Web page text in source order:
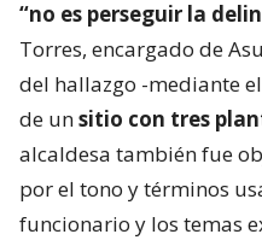
“no es perseguir la
Torres, encargado de
del hallazgo -mediante
de unsitio con tres
alcaldesa también fue
por el tono y términos
funcionario y los temas